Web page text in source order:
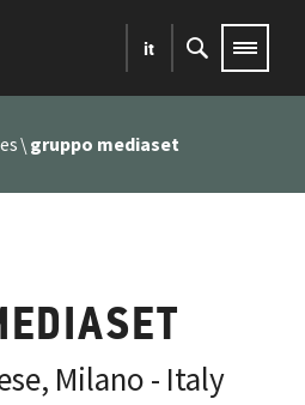
it
gruppo mediaset
Milano - Italy